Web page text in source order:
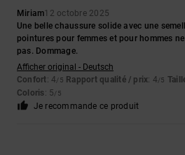
Miriam12 octobre 2025
Une belle chaussure solide avec une
pointures pour femmes et pour hommes
pas. Dommage.
Afficher original - Deutsch
Confort: 4/5 Rapport qualité / prix: 4/5
Coloris: 5/5
Je recommande ce produit